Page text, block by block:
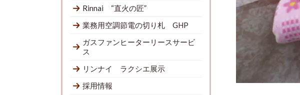
Rinnai “直火の匠”
業務用空調節電の切り札 GHP
ガスファンヒーターリースサービ
ス
リンナイ ラクシエ展示
採用情報